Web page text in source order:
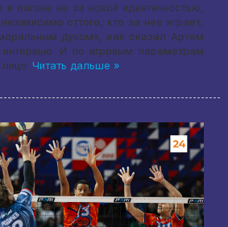
в погоне не за новой идентичностью,
оттого, кто за нее играет,
духом», как сказал Артем
И по игровым параметрам
Читать дальше »